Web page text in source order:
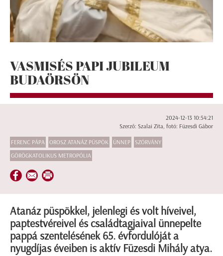
VASMISÉS PAPI JUBILEUM
BUDAÖRSÖN
2024-12-13 10:54:21
Szerző: Szalai Zita, fotó: Füzesdi Gábor
FERENC PÁPA OROSZ ATANÁZ PÜSPÖK ÜNNEP
SZÓRVÁNY
GÖRÖGKATOLIKUS METROPÓLIA
Atanáz püspökkel, jelenlegi és volt híveivel,
paptestvéreivel és családtagjaival ünnepelte
pappá szentelésének 65. évfordulóját a
nyugdíjas éveiben is aktív Füzesdi Mihály atya.